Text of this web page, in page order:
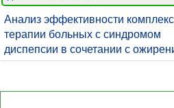
Анализ эффективности
терапии больных с синдромом
диспепсии в сочетании с